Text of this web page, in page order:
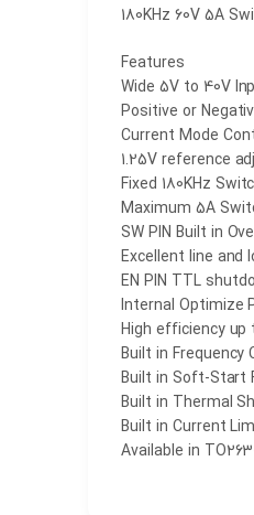
180KHz 60V 5A
Features
Wide 5V to 40V
Positive or
Current Mode
1.25V reference
Fixed 180KHz
Maximum 5A
SW PIN Built in
Excellent line and
EN PIN TTL
Internal Optimize
High efficiency up
Built in Frequency
Built in Soft-Start
Built in Thermal
Built in Current
Available in